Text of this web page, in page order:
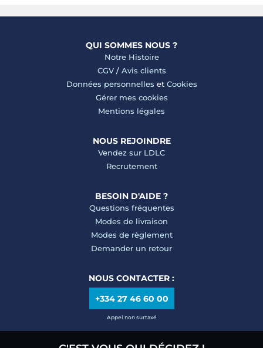
QUI SOMMES NOUS ?
Notre Histoire
CGV/ Avis clients
Données personnelles et Cookies
Gérer mes cookies
Mentions légales
NOUS REJOINDRE
Vendez sur LDLC
Recrutement
BESOIN D'AIDE ?
Questions fréquentes
Modes de livraison
Modes de règlement
Demander un retour
NOUS CONTACTER :
+334 27 46 60 00
Appel non surtaxé